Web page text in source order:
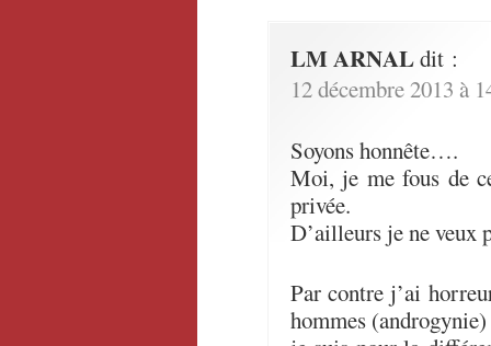
LM ARNALdit :
12 décembre 2013 à
Soyons honnête….
Moi, je me fous de
privée.
D’ailleurs je ne veux
Par contre j’ai
hommes